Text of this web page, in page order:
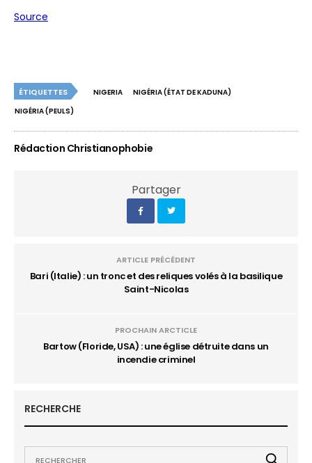
Source
ÉTIQUETTES NIGERIA
NIGÉRIA (ÉTAT DE KADUNA)
NIGÉRIA (PEULS)
Rédaction Christianophobie
Partager
ARTICLE PRÉCÉDENT
Bari (Italie) : un tronc et des reliques volés à la basilique
Saint-Nicolas
PROCHAIN ARCTICLE
Bartow (Floride, USA) : une église détruite dans un
incendie criminel
RECHERCHE